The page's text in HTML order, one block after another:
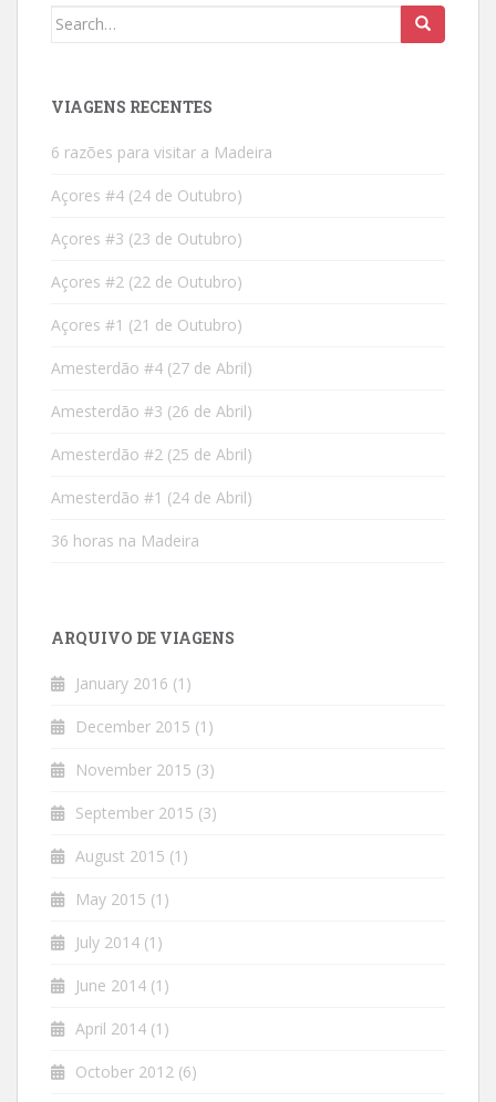
Search
VIAGENS RECENTES
6 razões para visitar a Madeira
Açores #4 (24 de Outubro)
Açores #3 (23 de Outubro)
Açores #2 (22 de Outubro)
Açores #1 (21 de Outubro)
Amesterdão #4 (27 de Abril)
Amesterdão #3 (26 de Abril)
Amesterdão #2 (25 de Abril)
Amesterdão #1 (24 de Abril)
36 horas na Madeira
ARQUIVO DE VIAGENS
January 2016 (1)
December 2015 (1)
November 2015 (3)
September 2015 (3)
August 2015 (1)
May 2015 (1)
July 2014 (1)
June 2014 (1)
April 2014 (1)
October 2012 (6)